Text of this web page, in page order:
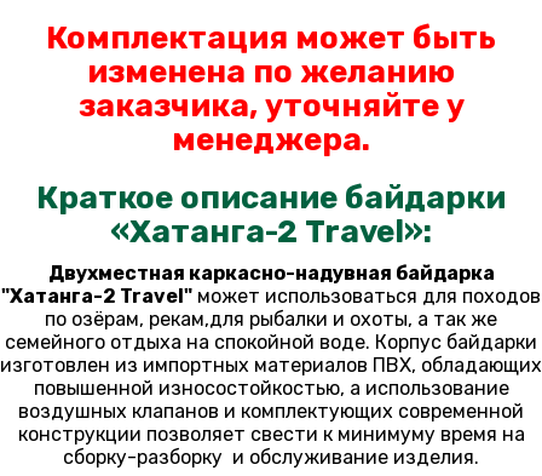
Комплектация может быть
изменена по желанию
заказчика, уточняйте у
менеджера.
Краткое описание байдарки
«Хатанга-2 Travel»:
Двухместная каркасно-надувная байдарка
"Хатанга-2 Travel" может использоваться для походов
по озёрам, рекам,для рыбалки и охоты, а так же
семейного отдыха на спокойной воде. Корпус байдарки
изготовлен из импортных материалов ПВХ, обладающих
повышенной износостойкостью, а использование
воздушных клапанов и комплектующих современной
конструкции позволяет свести к минимуму время на
сборку-разборку и обслуживание изделия.